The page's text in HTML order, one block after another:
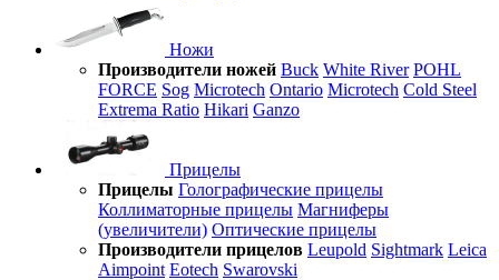
Ножи
Производители ножей Buck White River POHL
FORCE Sog Microtech Ontario Microtech Cold Steel
Extrema Ratio Hikari Ganzo
Прицелы
Прицелы Голографические прицелы
Коллиматорные прицелы Магниферы
(увеличители) Оптические прицелы
Производители прицелов Leupold Sightmark Leica
Aimpoint Eotech Swarovski